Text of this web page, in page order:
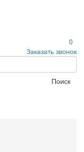
0
Заказать звонок
Поиск